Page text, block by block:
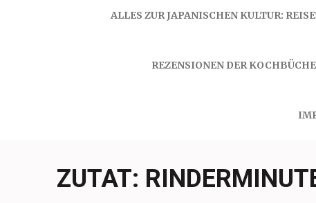
ALLES ZUR JAPANISCHEN KULTUR:
REZENSIONEN DER
ZUTAT: